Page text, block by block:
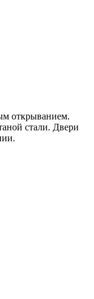
открыванием.
стали. Двери